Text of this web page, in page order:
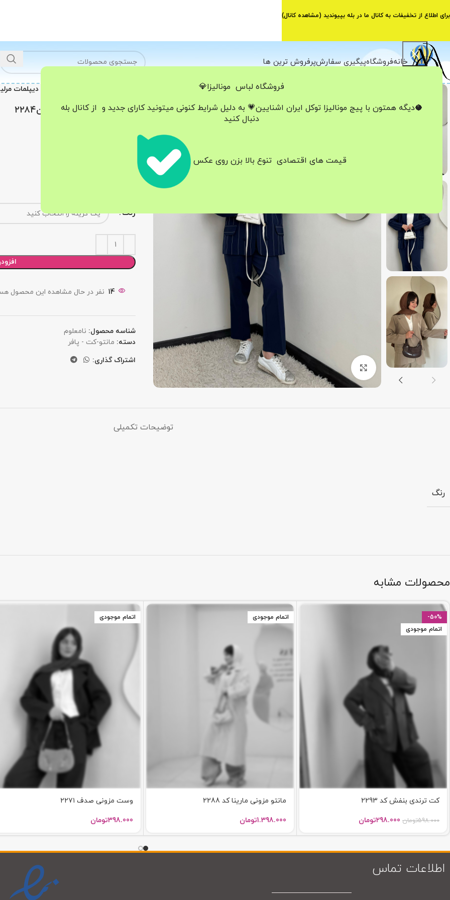
فروشگاه لباس مونالیزا💎
🥥دیگه همتون با پیج مونالیزا تو‌کل ایران اشنایین💗 به دلیل شرایط کنونی میتونید کارای جدید و از کانال بله
دنبال کنید
قیمت های اقتصادی تنوع بالا بزن روی عکس
خانهفروشگاهپیگیری سفارشپرفروش ترین ها
بزرگنمایی تصویر
کت شلوار دیپلمات
کت شلوار دیپلمات مرلین۲۲۸۴
رنگ
14 نفر در حال مشاهده این محصول
شناسه محصول: نامعلوم
دسته: مانتو-کت - پافر
اشتراک گذاری:
توضیحات تکمیلی
رنگ
محصولات مشابه
-50%
اتمام موجودی
کت ترندی بنفش کد 2293
598.000تومان 298.000تومان
اتمام موجودی
مانتو مزونی مارینا کد 2288
1.398.000تومان
اتمام موجودی
وست مزونی صدف ۲۲۷۱
398.000تومان
اطلاعات تماس
برای اطلاع از تخفیفات به کانال ما در بله بپیوندید (مشاهده کانال)